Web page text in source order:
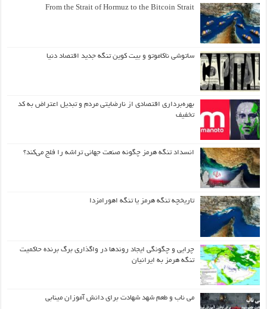
From the Strait of Hormuz to the Bitcoin Strait
ساتوشی ناکاموتو و بیت کوین تنگه جدید اقتصاد دنیا
بهره‌برداری اقتصادی از نارضایتی مردم و تبدیل اعتراض به کد
تخفیف
انسداد تنگه هرمز چگونه صنعت جهانی تراشه را فلج می‌کند؟
تاریخچه تنگه هرمز یا تنگه اهورامزدا
چرایی و چگونگی ایجاد روندها در واگذاری برگ برنده حاکمیت
تنگه هرمز به ایرانیان
می ناب و طعم شهد شهادت برای دانش آموزان مینابی